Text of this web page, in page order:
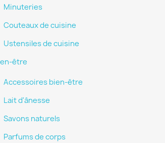
Minuteries
Couteaux de cuisine
Ustensiles de cuisine
être
Accessoires bien-être
Lait d'ânesse
Savons naturels
Parfums de corps